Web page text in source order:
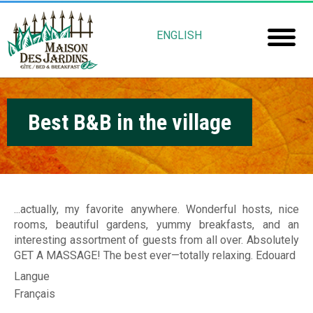
Aller
contenu
principal
M
a
i
s
n
D
e
s
J
a
ENGLISH
Best B&B in the village
...actually, my favorite anywhere. Wonderful hosts, nice
rooms, beautiful gardens, yummy breakfasts, and an
interesting assortment of guests from all over. Absolutely
GET A MASSAGE! The best ever—totally relaxing. Edouard
Langue
Français